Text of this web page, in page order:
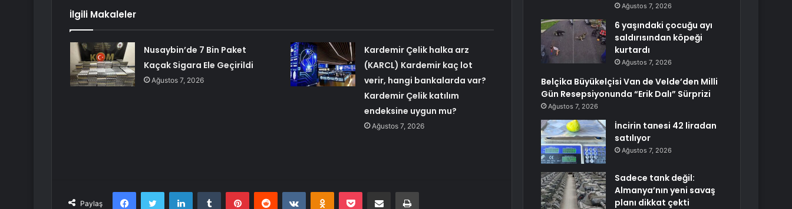
İlgili Makaleler
Nusaybin’de 7 Bin Paket
Kaçak Sigara Ele Geçirildi
Ağustos 7, 2026
Kardemir Çelik halka arz
(KARCL) Kardemir kaç lot
verir, hangi bankalarda var?
Kardemir Çelik katılım
endeksine uygun mu?
Ağustos 7, 2026
Paylaş
FacebookTwitter LinkedInTumblr PinterestReddit VKontakteOdnoklassniki
Pocket E-Posta ile paylaş Yazdır
Ağustos 7, 2026
6 yaşındaki çocuğu ayı
saldırısından köpeği
kurtardı
Ağustos 7, 2026
Belçika Büyükelçisi Van de Velde’den Milli
Gün Resepsiyonunda “Erik Dalı” Sürprizi
Ağustos 7, 2026
İncirin tanesi 42 liradan
satılıyor
Ağustos 7, 2026
Sadece tank değil:
Almanya’nın yeni savaş
planı dikkat çekti